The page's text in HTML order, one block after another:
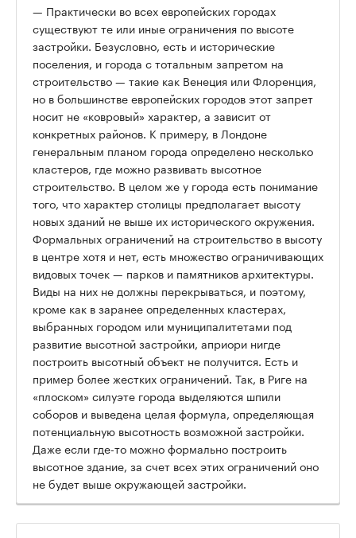
— Практически во всех европейских городах
существуют те или иные ограничения по высоте
застройки. Безусловно, есть и исторические
поселения, и города с тотальным запретом на
строительство — такие как Венеция или Флоренция,
но в большинстве европейских городов этот запрет
носит не «ковровый» характер, а зависит от
конкретных районов. К примеру, в Лондоне
генеральным планом города определено несколько
кластеров, где можно развивать высотное
строительство. В целом же у города есть понимание
того, что характер столицы предполагает высоту
новых зданий не выше их исторического окружения.
Формальных ограничений на строительство в высоту
в центре хотя и нет, есть множество ограничивающих
видовых точек — парков и памятников архитектуры.
Виды на них не должны перекрываться, и поэтому,
кроме как в заранее определенных кластерах,
выбранных городом или муниципалитетами под
развитие высотной застройки, априори нигде
построить высотный объект не получится. Есть и
пример более жестких ограничений. Так, в Риге на
«плоском» силуэте города выделяются шпили
соборов и выведена целая формула, определяющая
потенциальную высотность возможной застройки.
Даже если где-то можно формально построить
высотное здание, за счет всех этих ограничений оно
не будет выше окружающей застройки.